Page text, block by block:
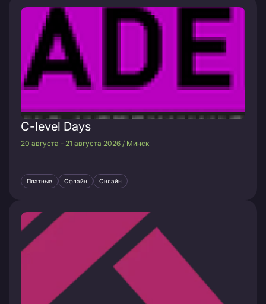
C-level Days
20 августа - 21 августа 2026 / Минск
Платные Офлайн Онлайн